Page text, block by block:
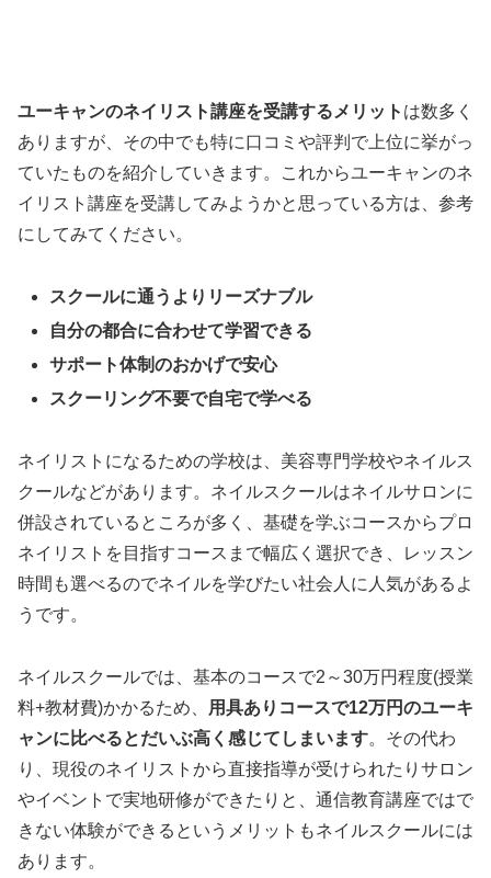
ユーキャンのネイリスト講座を受講するメリット は数多く
ありますが、その中でも特に口コミや評判で上位に挙がっ
ていたものを紹介していきます。これからユーキャンのネ
イリスト講座を受講してみようかと思っている方は、参考
にしてみてください。
スクールに通うよりリーズナブル
自分の都合に合わせて学習できる
サポート体制のおかげで安心
スクーリング不要で自宅で学べる
ネイリストになるための学校は、美容専門学校やネイルス
クールなどがあります。ネイルスクールはネイルサロンに
併設されているところが多く、基礎を学ぶコースからプロ
ネイリストを目指すコースまで幅広く選択でき、レッスン
時間も選べるのでネイルを学びたい社会人に人気があるよ
うです。
ネイルスクールでは、基本のコースで2～30万円程度(授業
料+教材費)かかるため、
用具ありコースで12万円のユーキ
ャンに比べるとだいぶ高く感じてしまいます。その代わ
り、現役のネイリストから直接指導が受けられたりサロン
やイベントで実地研修ができたりと、通信教育講座ではで
きない体験ができるというメリットもネイルスクールには
あります。